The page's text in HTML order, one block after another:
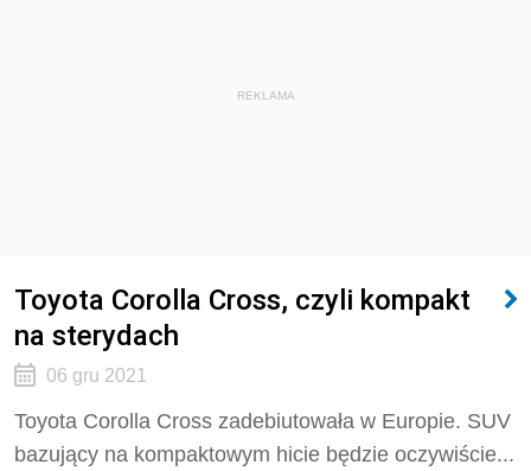
REKLAMA
Toyota Corolla Cross, czyli kompakt
na sterydach
06 gru 2021
Toyota Corolla Cross zadebiutowała w Europie. SUV
bazujący na kompaktowym hicie będzie oczywiście...